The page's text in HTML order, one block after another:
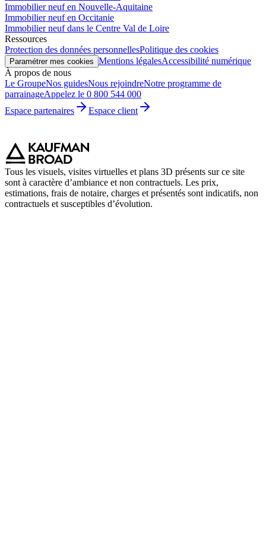
Immobilier neuf en Nouvelle-Aquitaine
Immobilier neuf en Occitanie
Immobilier neuf dans le Centre Val de Loire
Ressources
Protection des données personnellesPolitique des cookies
Paramétrer mes cookies Mentions légalesAccessibilité numérique
À propos de nous
Le GroupeNos guidesNous rejoindreNotre programme de
parrainageAppelez le 0 800 544 000
Espace partenaires
Espace client
Tous les visuels, visites virtuelles et plans 3D présents sur ce site
sont à caractère d’ambiance et non contractuels. Les prix,
estimations, frais de notaire, charges et présentés sont indicatifs, non
contractuels et susceptibles d’évolution.